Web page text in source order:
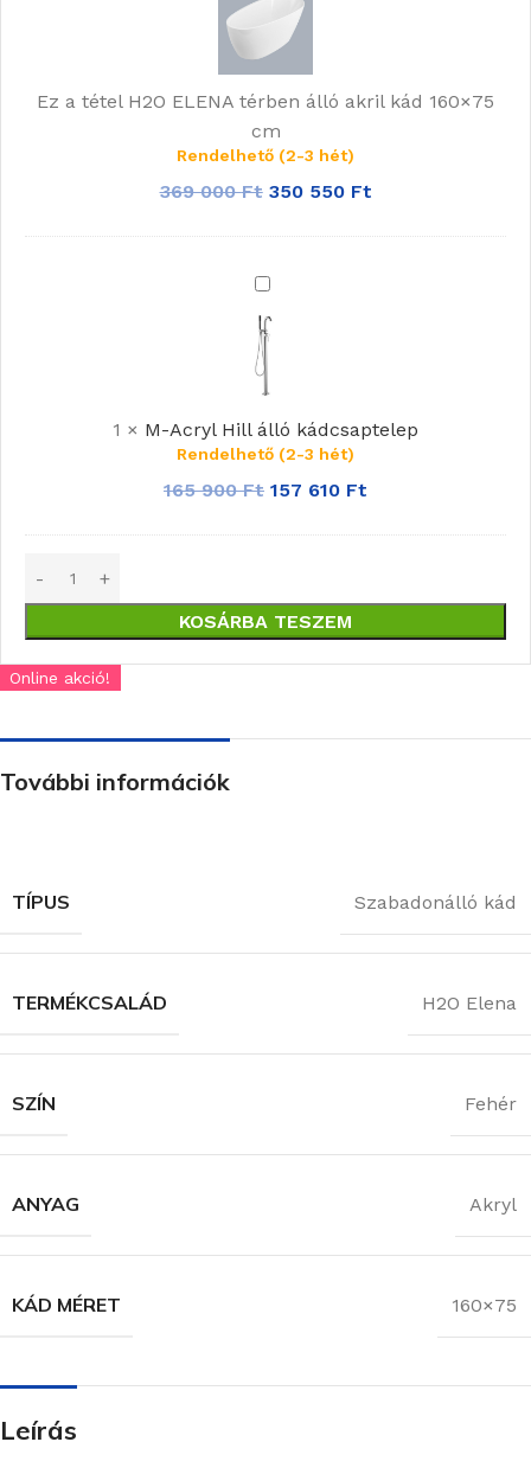
térben
álló
akril
kád
160×75
cm
Ez a tétel H2O ELENA térben álló akril kád 160×75
cm
Rendelhető (2-3 hét)
369 000Ft 350 550 Ft
M-
Acryl
Hill
álló
kádcsaptelep
1 × M-Acryl Hill álló kádcsaptelep
Rendelhető (2-3 hét)
165 900Ft 157 610 Ft
KOSÁRBA TESZEM
Online akció!
További információk
TÍPUS Szabadonálló kád
TERMÉKCSALÁD H2O Elena
SZÍN Fehér
ANYAG Akryl
KÁD MÉRET 160×75
Leírás